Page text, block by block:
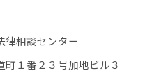
相談センター
２３号加地ビル３